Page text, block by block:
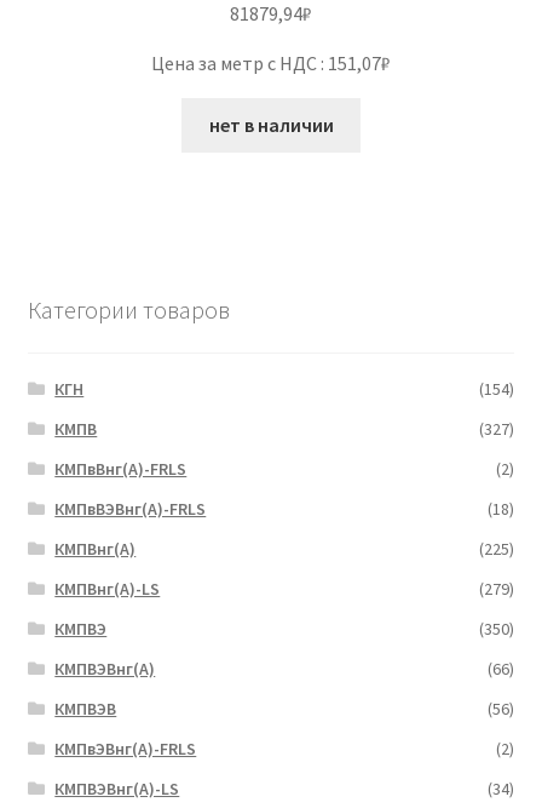
81879,94₽
Цена за метр с НДС : 151,07₽
нет в наличии
Категории товаров
КГН
(154)
КМПВ
(327)
КМПвВнг(А)-FRLS
(2)
КМПвВЭВнг(А)-FRLS
(18)
КМПВнг(А)
(225)
КМПВнг(А)-LS
(279)
КМПВЭ
(350)
КМПВЭBнг(А)
(66)
КМПВЭВ
(56)
КМПвЭВнг(А)-FRLS
(2)
КМПВЭВнг(А)-LS
(34)